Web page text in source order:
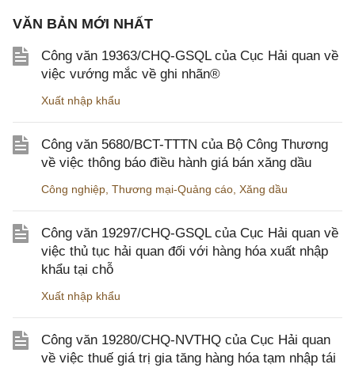
VĂN BẢN MỚI NHẤT
Công văn 19363/CHQ-GSQL của Cục Hải quan về
việc vướng mắc về ghi nhãn®
Xuất nhập khẩu
Công văn 5680/BCT-TTTN của Bộ Công Thương
về việc thông báo điều hành giá bán xăng dầu
Công nghiệp Thương mại-Quảng cáo Xăng dầu
Công văn 19297/CHQ-GSQL của Cục Hải quan về
việc thủ tục hải quan đối với hàng hóa xuất nhập
khẩu tại chỗ
Xuất nhập khẩu
Công văn 19280/CHQ-NVTHQ của Cục Hải quan
về việc thuế giá trị gia tăng hàng hóa tạm nhập tái